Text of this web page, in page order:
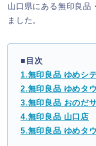
山口県にある無印良品
ました。
■目次
1.無印良品 ゆめシ
2.無印良品 ゆめタ
3.無印良品 おのだ
4.無印良品 山口店
5.無印良品 ゆめタ